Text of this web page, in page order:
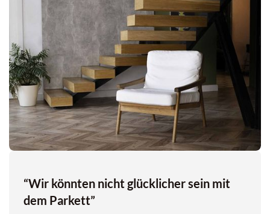
“Wir könnten nicht glücklicher sein mit
dem Parkett”